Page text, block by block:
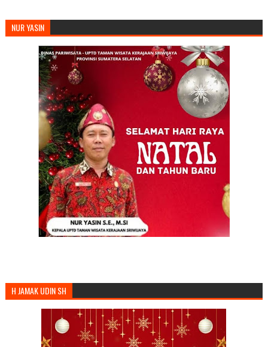
NUR YASIN
H JAMAK UDIN SH